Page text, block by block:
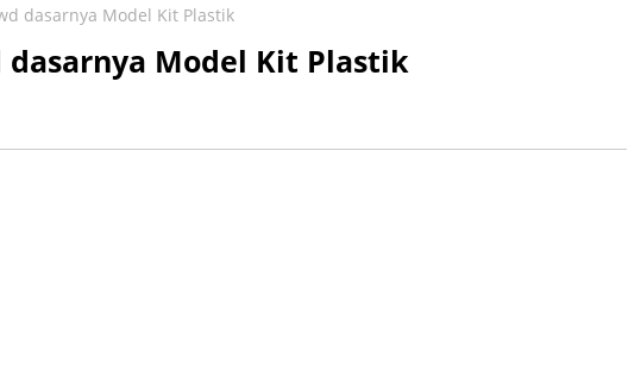
dasarnya Model Kit Plastik
Model Kit Plastik